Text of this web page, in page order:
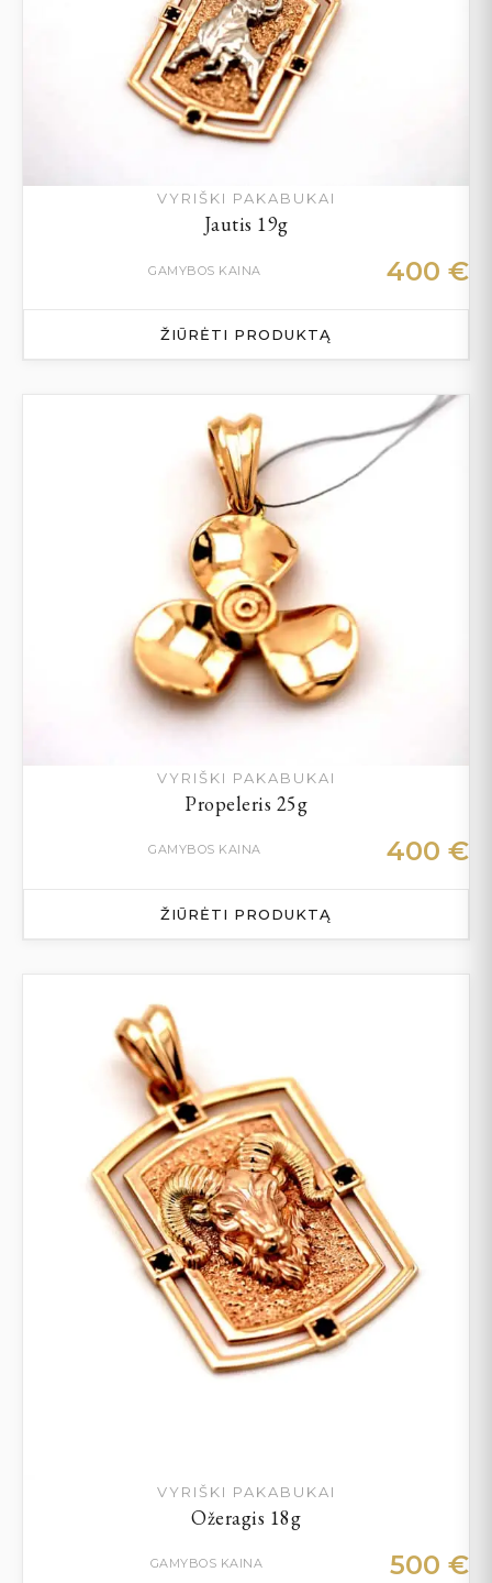
VYRIŠKI PAKABUKAI
Jautis 19g
GAMYBOS KAINA 400 €
ŽIŪRĖTI PRODUKTĄ
VYRIŠKI PAKABUKAI
Propeleris 25g
GAMYBOS KAINA 400 €
ŽIŪRĖTI PRODUKTĄ
VYRIŠKI PAKABUKAI
Ožeragis 18g
GAMYBOS KAINA 500 €